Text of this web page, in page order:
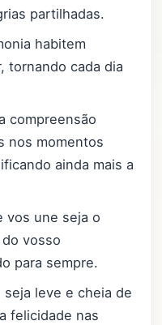
partilhadas.
habitem
tornando cada dia
compreensão
nos momentos
ainda mais a
vos une seja o
vosso
para sempre.
leve e cheia de
felicidade nas